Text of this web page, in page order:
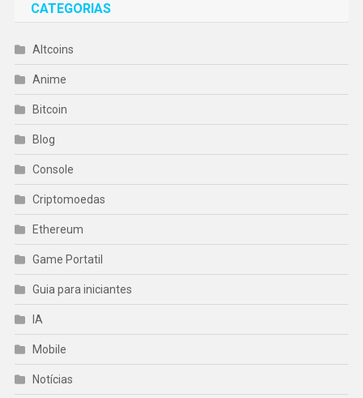
CATEGORIAS
Altcoins
Anime
Bitcoin
Blog
Console
Criptomoedas
Ethereum
Game Portatil
Guia para iniciantes
IA
Mobile
Notícias